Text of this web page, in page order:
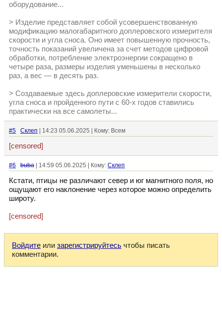
оборудование...
> Изделие представляет собой усовершенствованную
модификацию малогабаритного доплеровского измерителя
скорости и угла сноса. Оно имеет повышенную прочность,
точность показаний увеличена за счет методов цифровой
обработки, потребление электроэнергии сокращено в
четыре раза, размеры изделия уменьшены в несколько
раз, а вес — в десять раз.
> Создаваемые здесь доплеровские измерители скорости,
угла сноса и пройденного пути с 60-х годов ставились
практически на все самолеты...
#5 Склеп | 14:23 05.06.2025 | Кому: Всем
[censored]
#6 buba | 14:59 05.06.2025 | Кому: Склеп
Кстати, птицы не различают север и юг магнитного поля, но
ощущают его наклонение через которое можно определить
широту.
[censored]
Войдите или зарегистрируйтесь чтобы писать
комментарии.